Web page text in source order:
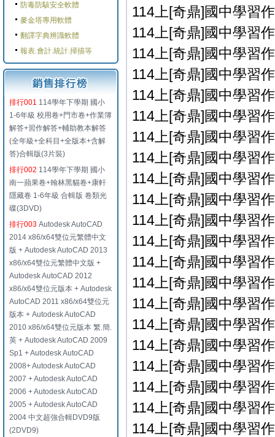
防毒防駭安全軟體
麥金塔專用軟體
翻譯字典辨識軟體
報表.會計.統計.掃描等
排行001 114學年下學期 國小
1-6年級 校用卷+門市卷+作業簿
解答+習作解答+輔助教本解答
(全年級+全科目+全版本+含解
答)合輯版(3片裝)
排行002 114學年下學期 國小
南一蘋果卷+翰林黑貓卷+康軒
隱藏卷 1-6年級 合輯版 卷類光
碟(3DVD)
排行003 Autodesk AutoCAD
2014 x86/x64雙位元繁體中文
版 + Autodesk AutoCAD 2013
x86/x64雙位元繁體中文版 +
Autodesk AutoCAD 2012
x86/x64雙位元版本 + Autodesk
AutoCAD 2011 x86/x64雙位元
版本 + Autodesk AutoCAD
2010 x86/x64雙位元版本 繁.簡.
英 + Autodesk AutoCAD 2009
Sp1 + Autodesk AutoCAD
2008+ Autodesk AutoCAD
2007 + Autodesk AutoCAD
2006 + Autodesk AutoCAD
2005 + Autodesk AutoCAD
2004 中文超強合輯DVD9版
(2DVD9)
114上[奇鼎]國中學習
114上[奇鼎]國中學習
114上[奇鼎]國中學習
114上[奇鼎]國中學習
114上[奇鼎]國中學習
114上[奇鼎]國中學習
114上[奇鼎]國中學習
114上[奇鼎]國中學習
114上[奇鼎]國中學習
114上[奇鼎]國中學習
114上[奇鼎]國中學習
114上[奇鼎]國中學習
114上[奇鼎]國中學習
114上[奇鼎]國中學習
114上[奇鼎]國中學習
114上[奇鼎]國中學習
114上[奇鼎]國中學習
114上[奇鼎]國中學習
114上[奇鼎]國中學習
114上[奇鼎]國中學習
114上[奇鼎]國中學習